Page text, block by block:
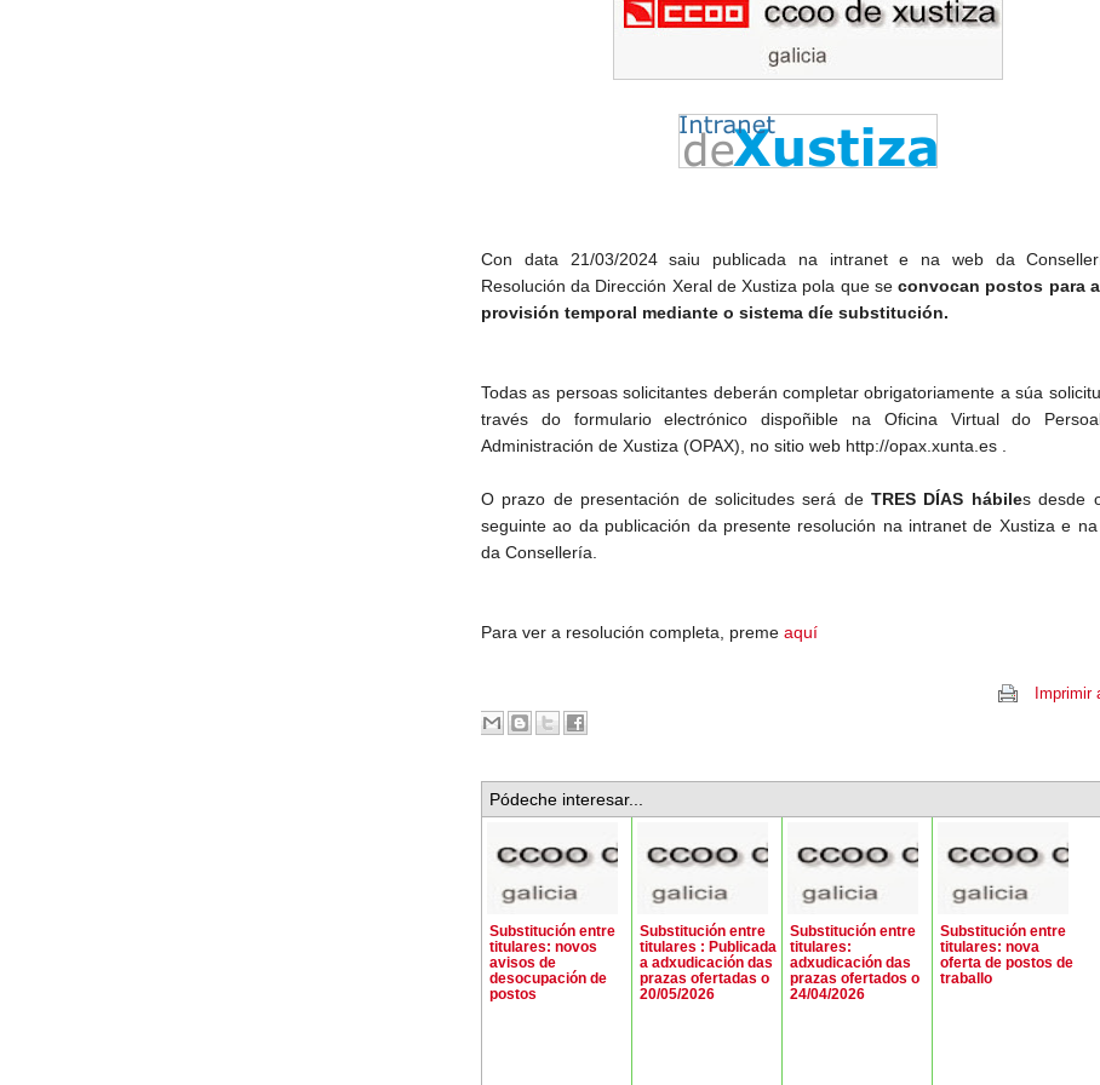
Con data 21/03/2024 saiu publicada na intranet e na web da
Resolución da Dirección Xeral de Xustiza pola que seconvocan postos para
provisión temporal mediante o sistema díe substitución.
Todas as persoas solicitantes deberán completar obrigatoriamente a súa
través do formulario electrónico dispoñible na Oficina Virtual do
Administración de Xustiza (OPAX), no sitio web http://opax.xunta.es .
O prazo de presentación de solicitudes será deTRES DÍAS hábiles desde
seguinte ao da publicación da presente resolución na intranet de Xustiza e
da Consellería.
Para ver a resolución completa, preme aquí
Imprimir
Pódeche interesar...
Substitución entre
titulares: novos
avisos de
desocupación de
postos
Substitución entre
titulares : Publicada
a adxudicación das
prazas ofertadas o
20/05/2026
Substitución entre
titulares:
adxudicación das
prazas ofertados o
24/04/2026
Substitución entre
titulares: nova
oferta de postos de
traballo